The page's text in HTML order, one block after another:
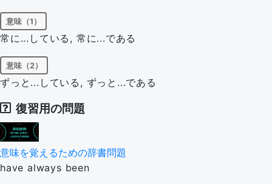
意味（1）
常に...している, 常に...である
意味（2）
ずっと...している, ずっと...である
復習用の問題
意味を覚えるための辞書問題
have always been